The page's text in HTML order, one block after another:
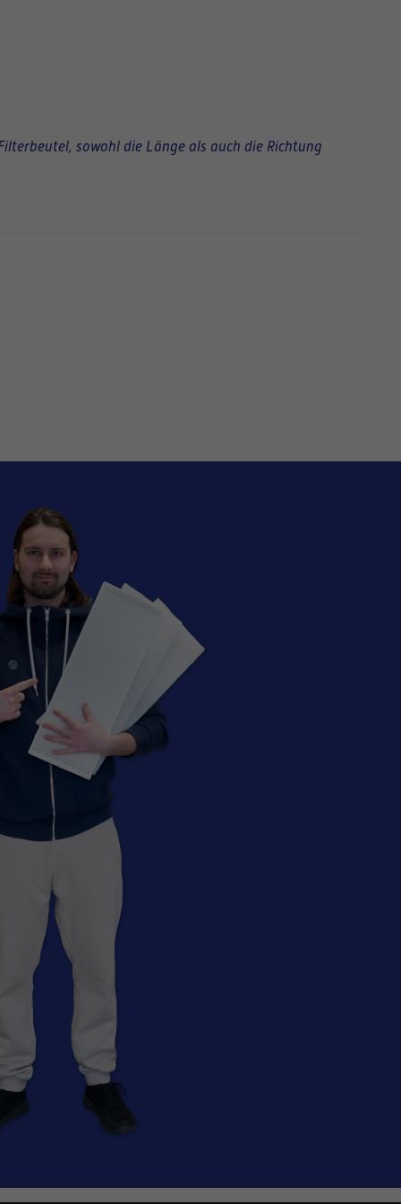
sowohl die Länge als auch die Richtung